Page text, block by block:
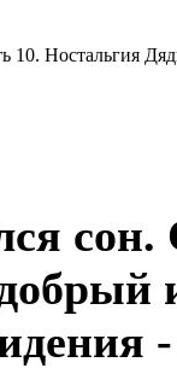
10. Ностальгия